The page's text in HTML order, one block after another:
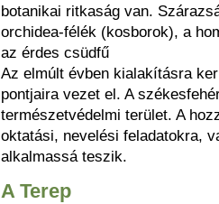
botanikai ritkaság van.
orchidea-félék (kosborok), a
az érdes csüdfű
Az elmúlt évben kialakításra
pontjaira vezet el. A
természetvédelmi terület. A
oktatási, nevelési feladatokra,
alkalmassá teszik.
A Terep